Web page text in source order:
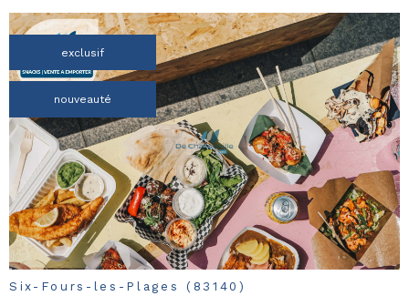
exclusif
nouveauté
voir le
bien
Six-Fours-les-Plages (83140)